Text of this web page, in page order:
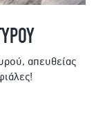
απευθείας